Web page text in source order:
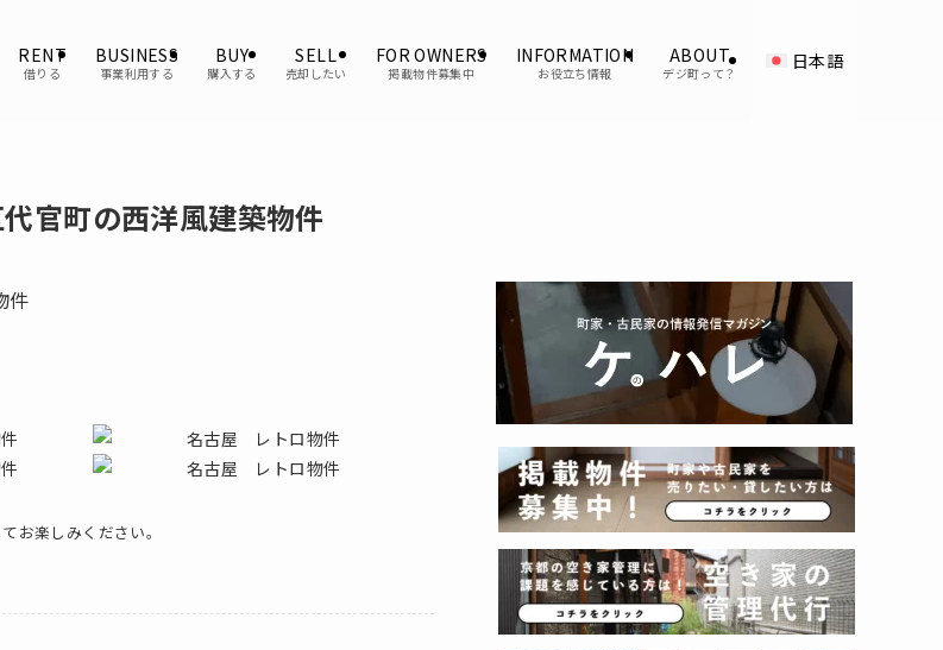
RENT
借りる
BUSINESS
事業利用する
BUY
購入する
SELL
売却したい
FOR OWNERS
掲載物件募集中
INFORMATION
お役立ち情報
ABOUT
デジ町って？
日本語
官町の西洋風建築物件
お楽しみください。